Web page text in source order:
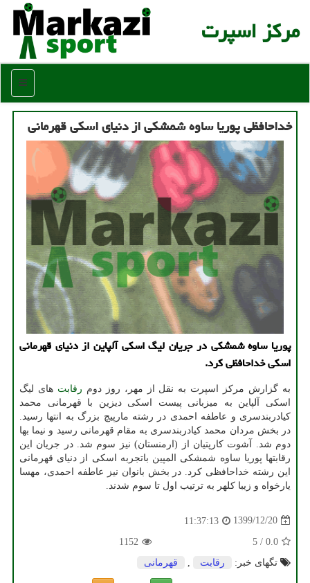
مركز اسپرت
منو
خداحافظی پوریا ساوه شمشكی از دنیای اسكی قهرمانی
پوریا ساوه شمشکی در جریان لیگ اسکی آلپاین از دنیای قهرمانی
اسکی خداحافظی کرد.
به گزارش مرکز اسپرت به نقل از مهر، روز دوم رقابت های لیگ
اسکی آلپاین به میزبانی پیست اسکی دیزین با قهرمانی محمد
کیادربندسری و عاطفه احمدی در رشته مارپیچ بزرگ به انتها رسید.
در بخش مردان محمد کیادربندسری به مقام قهرمانی رسید و نیما بها
دوم شد. آشوت کارپتیان از (ارمنستان) نیز سوم شد. در جریان این
رقابتها پوریا ساوه شمشکی المپین باتجربه اسکی از دنیای قهرمانی
این رشته خداحافظی کرد. در بخش بانوان نیز عاطفه احمدی، مهسا
یارخواه و زیبا کلهر به ترتیب اول تا سوم شدند.
1399/12/20
11:37:13
0.0
/
5
1152
تگهای خبر:
رقابت قهرمانی